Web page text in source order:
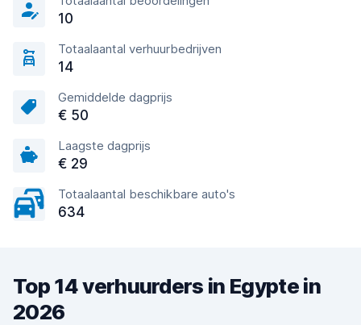
10
Totaalaantal verhuurbedrijven
14
Gemiddelde dagprijs
€ 50
Laagste dagprijs
€ 29
Totaalaantal beschikbare auto's
634
Top 14 verhuurders in Egypte in
2026